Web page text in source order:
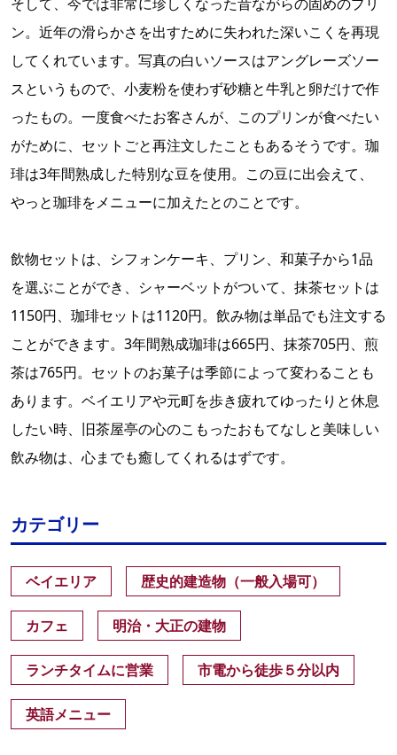
ン。近年の滑らかさを出すために失われた深いこくを再現
してくれています。写真の白いソースはアングレーズソー
スというもので、小麦粉を使わず砂糖と牛乳と卵だけで作
ったもの。一度食べたお客さんが、このプリンが食べたい
がために、セットごと再注文したこともあるそうです。珈
琲は3年間熟成した特別な豆を使用。この豆に出会えて、
やっと珈琲をメニューに加えたとのことです。
飲物セットは、シフォンケーキ、プリン、和菓子から1品
を選ぶことができ、シャーベットがついて、抹茶セットは
1150円、珈琲セットは1120円。飲み物は単品でも注文する
ことができます。3年間熟成珈琲は665円、抹茶705円、煎
茶は765円。セットのお菓子は季節によって変わることも
あります。ベイエリアや元町を歩き疲れてゆったりと休息
したい時、旧茶屋亭の心のこもったおもてなしと美味しい
飲み物は、心までも癒してくれるはずです。
カテゴリー
ベイエリア 歴史的建造物（一般入場可）
カフェ 明治・大正の建物
ランチタイムに営業 市電から徒歩５分以内
英語メニュー